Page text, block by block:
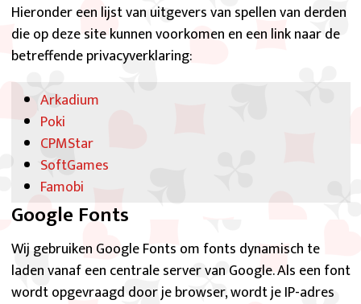
Hieronder een lijst van uitgevers van spellen van derden
die op deze site kunnen voorkomen en een link naar de
betreffende privacyverklaring:
Arkadium
Poki
CPMStar
SoftGames
Famobi
GameZop
SpilGames
FreeWorldGroup
Cool Games
GamePix
Google Fonts
Wij gebruiken Google Fonts om fonts dynamisch te
laden vanaf een centrale server van Google. Als een font
wordt opgevraagd door je browser, wordt je IP-adres